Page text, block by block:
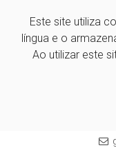
Este site utiliza
língua e o
Ao utilizar este